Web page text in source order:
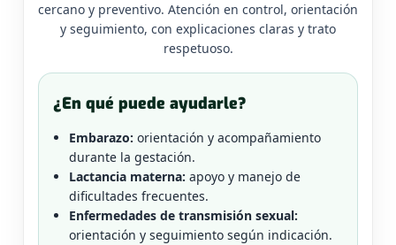
cercano y preventivo. Atención en control, orientación
y seguimiento, con explicaciones claras y trato
respetuoso.
¿En qué puede ayudarle?
Embarazo: orientación y acompañamiento
durante la gestación.
Lactancia materna: apoyo y manejo de
dificultades frecuentes.
Enfermedades de transmisión sexual:
orientación y seguimiento según indicación.